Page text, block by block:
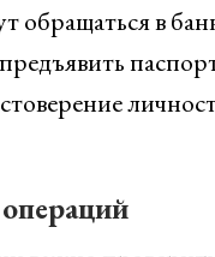
обращаться в